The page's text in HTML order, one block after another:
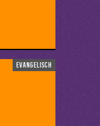
evangelisch